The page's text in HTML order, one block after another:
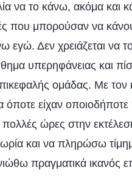
να το κάνω, ακόμα και
που μπορούσαν να
εγώ. Δεν χρειάζεται να
υπερηφάνειας και
ομάδας. Με τον
όποτε είχαν
ώρες στην
και να πληρώσω
πραγματικά ικανός